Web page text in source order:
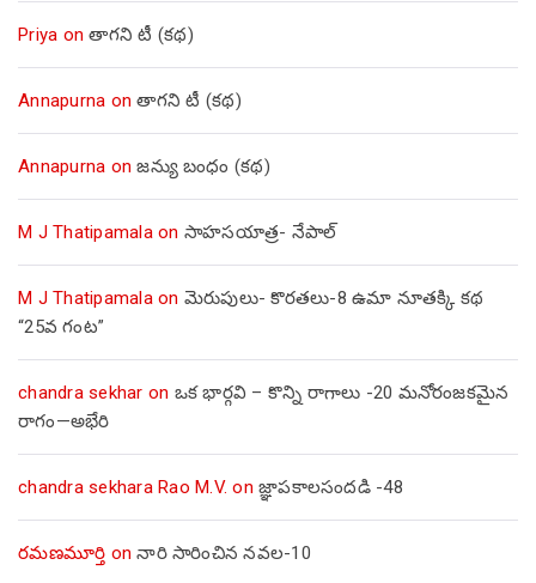
Priya onతాగని టీ (కథ)
Annapurna onతాగని టీ (కథ)
Annapurna onజన్యు బంధం (కథ)
M J Thatipamalaon సాహసయాత్ర- నేపాల్‌
M J Thatipamalaon మెరుపులు- కొరతలు-8 ఉమా నూతక్కి కథ
“25వ గంట”
chandra sekhar on ఒక భార్గవి – కొన్ని రాగాలు -20 మనోరంజకమైన
రాగం—అభేరి
chandra sekhara Rao M.V. on జ్ఞాపకాలసందడి -48
రమణమూర్తి onనారి సారించిన నవల-10